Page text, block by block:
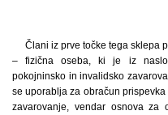
Člani iz prve točke tega sklepa
– fizična oseba, ki je iz
pokojninsko in invalidsko
se uporablja za obračun
zavarovanje, vendar osnova